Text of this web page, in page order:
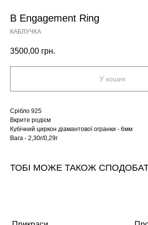
B Engagement Ring
КАБЛУЧКА
3500,00 грн.
У кошик
Срібло 925
Вкрите родієм
Кубічний циркон діамантової огранки - 6мм
Вага - 2,30г/0,29г
ТОБІ МОЖЕ ТАКОЖ